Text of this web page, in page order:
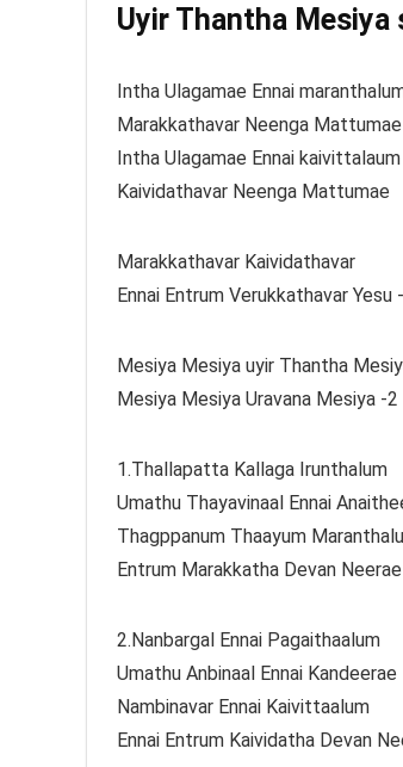
Uyir Thantha
Intha Ulagamae Ennai
Marakkathavar Neenga
Intha Ulagamae Ennai kaivittalaum
Kaividathavar Neenga Mattumae
Marakkathavar Kaividathavar
Ennai Entrum Verukkathavar Yesu
Mesiya Mesiya uyir Thantha
Mesiya Mesiya Uravana Mesiya -2
1.Thallapatta Kallaga Irunthalum
Umathu Thayavinaal Ennai
Thagppanum Thaayum
Entrum Marakkatha Devan
2.Nanbargal Ennai Pagaithaalum
Umathu Anbinaal Ennai Kandeerae
Nambinavar Ennai Kaivittaalum
Ennai Entrum Kaividatha Devan